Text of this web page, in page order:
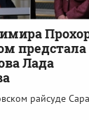
предстала
Лада
райсуде